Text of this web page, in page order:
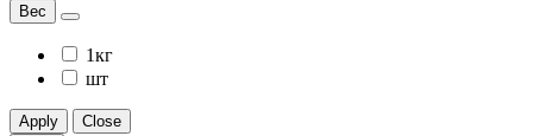
Вес
1кг
шт
Apply
Close